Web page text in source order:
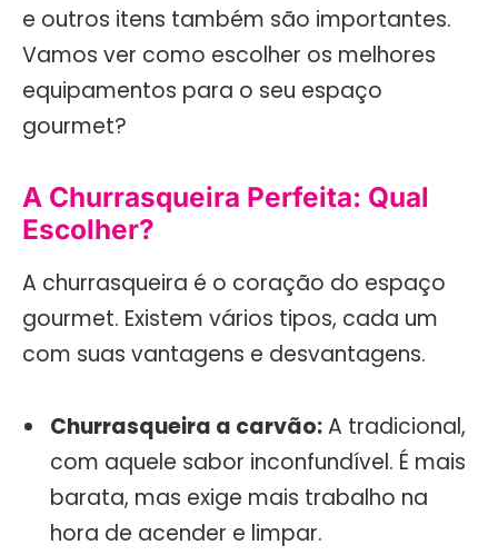
e outros itens também são importantes.
Vamos ver como escolher os melhores
equipamentos para o seu espaço
gourmet?
A Churrasqueira Perfeita: Qual
Escolher?
A churrasqueira é o coração do espaço
gourmet. Existem vários tipos, cada um
com suas vantagens e desvantagens.
Churrasqueira a carvão:A tradicional,
com aquele sabor inconfundível. É mais
barata, mas exige mais trabalho na
hora de acender e limpar.